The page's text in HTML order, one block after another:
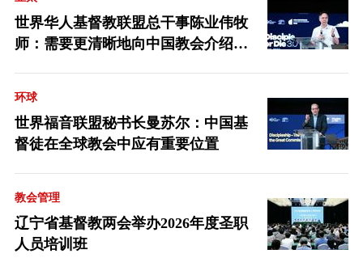
世界华人基督教联盟总干事陈业伟牧
师：需要更清晰地向中国教会介绍福
环球
世界福音联盟秘书长曼苏尔：中国基
督徒在全球教会中应有重要位置
教会管理
辽宁省基督教两会举办2026年度圣职
人员培训班